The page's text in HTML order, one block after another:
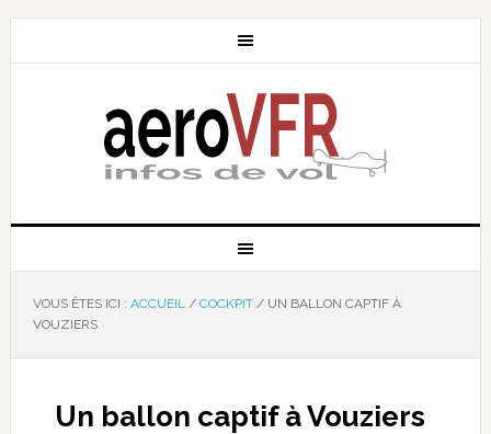
VOUS ÊTES ICI : ACCUEIL / COCKPIT /UN BALLON CAPTIF À
VOUZIERS
Un ballon captif à Vouziers